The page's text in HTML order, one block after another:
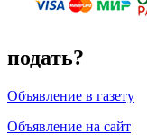
подать?
Объявление в газету
Объявление на сайт